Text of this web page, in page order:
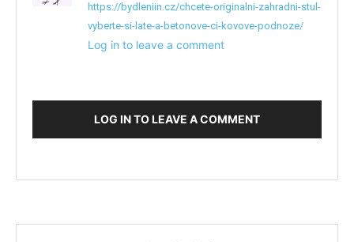
https://bydleniin.cz/chcete-originalni-zahradni-stul-
vyberte-si-late-a-betonove-ci-kovove-podnoze/
Log in to leave a comment
LOG IN TO LEAVE A COMMENT